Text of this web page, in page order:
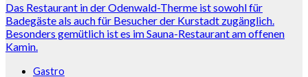
Das Restaurant in der Odenwald-Therme ist sowohl für
Badegäste als auch für Besucher der Kurstadt zugänglich.
Besonders gemütlich ist es im Sauna-Restaurant am offenen
Kamin.
Gastro